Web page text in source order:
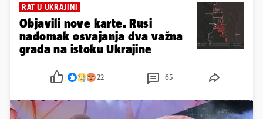
RAT U UKRAJINI
Objavili nove karte. Rusi
nadomak osvajanja dva važna
grada na istoku Ukrajine
22 65